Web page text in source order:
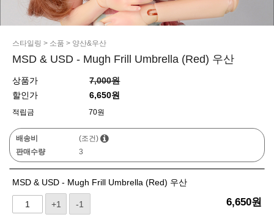
스타일링 > 소품 > 양산&우산
MSD & USD - Mugh Frill Umbrella (Red) 우산
상품가
7,000원
할인가
6,650원
적립금 70원
배송비
(조건)
판매수량
3
MSD & USD - Mugh Frill Umbrella (Red) 우산
+1 -1 6,650원